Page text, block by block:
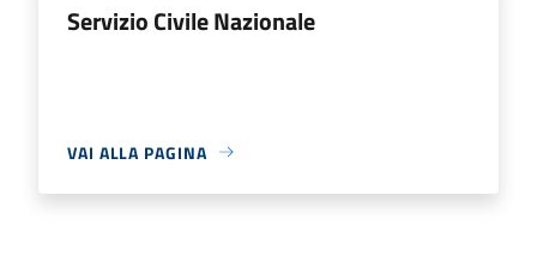
Servizio Civile Nazionale
VAI ALLA PAGINA